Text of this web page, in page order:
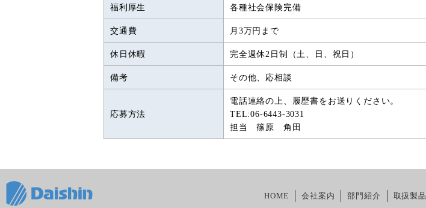
福利厚生 各種社会保険完備
交通費 月3万円まで
休日休暇 完全週休2日制（土、日、祝日）
備考 その他、応相談
応募方法
電話連絡の上、履歴書をお送りください。
TEL:06-6443-3031
担当 篠原 角田
HOME 会社案内 部門紹介 取扱製品